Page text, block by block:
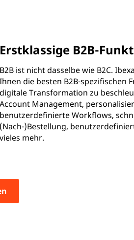
Erstklassige B2B-
B2B ist nicht dasselbe wie B2C.
Ihnen die besten B2B-spezifischen
digitale Transformation zu
Account Management,
benutzerdefinierte Workflows,
(Nach-)Bestellung,
vieles mehr.